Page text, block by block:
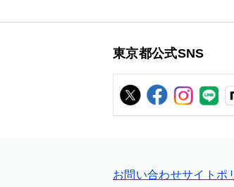
東京都公式SNS
お問い合わせサイトポ